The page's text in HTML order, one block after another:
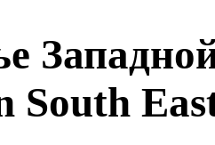
South